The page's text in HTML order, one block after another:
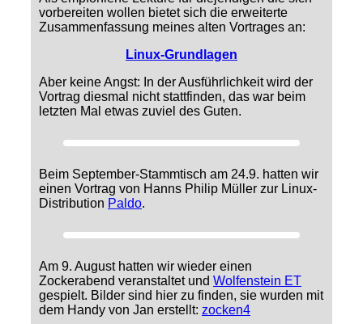
vorbereiten wollen bietet sich die erweiterte
Zusammenfassung meines alten Vortrages an:
Linux-Grundlagen
Aber keine Angst: In der Ausführlichkeit wird der
Vortrag diesmal nicht stattfinden, das war beim
letzten Mal etwas zuviel des Guten.
Beim September-Stammtisch am 24.9. hatten wir
einen Vortrag von Hanns Philip Müller zur Linux-
Distribution Paldo.
Am 9. August hatten wir wieder einen
Zockerabend veranstaltet und Wolfenstein ET
gespielt. Bilder sind hier zu finden, sie wurden mit
dem Handy von Jan erstellt: zocken4